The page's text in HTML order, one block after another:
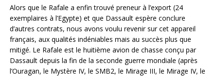
Alors que le Rafale a enfin trouvé preneur à l’export (24
exemplaires à l’Egypte) et que Dassault espère conclure
d’autres contrats, nous avons voulu revenir sur cet appareil
français, aux qualités indéniables mais au succès plus que
mitigé. Le Rafale est le huitième avion de chasse conçu par
Dassault depuis la fin de la seconde guerre mondiale (après
l’Ouragan, le Mystère IV, le SMB2, le Mirage III, le Mirage IV, le